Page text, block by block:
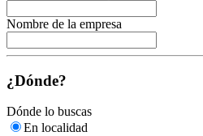
Nombre de la empresa
¿Dónde?
Dónde lo buscas
En localidad